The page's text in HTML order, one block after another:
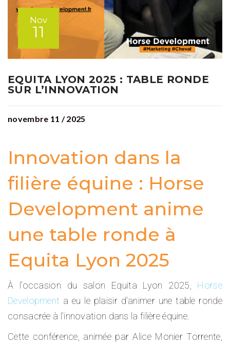
Nov
11
EQUITA LYON 2025 : TABLE RONDE
SUR L’INNOVATION
novembre 11 / 2025
Innovation dans la
filière équine : Horse
Development anime
une table ronde à
Equita Lyon 2025
À l’occasion du salon Equita Lyon 2025, Horse
Development a eu le plaisir d’animer une table ronde
consacrée à l’innovation dans la filière équine.
Cette conférence, animée parAlice Monier Torrente